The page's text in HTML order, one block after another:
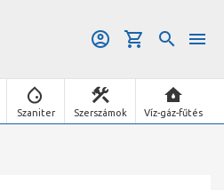
Szaniter Szerszámok Víz-gáz-fűtés